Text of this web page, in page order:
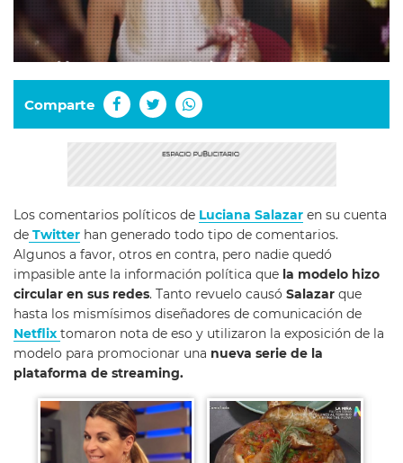
Comparte
Los comentarios políticos de Luciana Salazar en su cuenta
de Twitter han generado todo tipo de comentarios.
Algunos a favor, otros en contra, pero nadie quedó
impasible ante la información política que la modelo hizo
circular en sus redes. Tanto revuelo causó Salazar que
hasta los mismísimos diseñadores de comunicación de
Netflix tomaron nota de eso y utilizaron la exposición de la
modelo para promocionar una nueva serie de la
plataforma de streaming.